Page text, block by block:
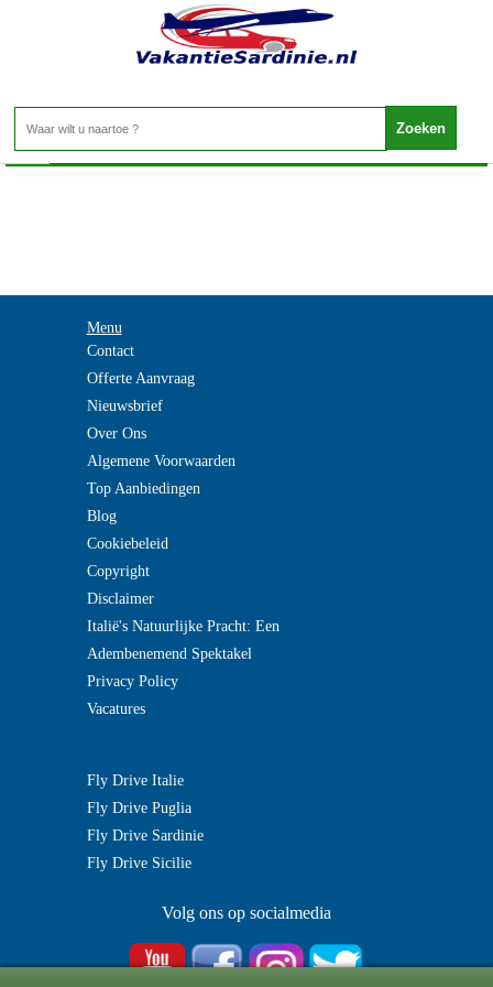
Vakantie Sardinie - TRENTINO
Home>
Menu
Contact
Offerte Aanvraag
Nieuwsbrief
Over Ons
Algemene Voorwaarden
Top Aanbiedingen
Blog
Cookiebeleid
Copyright
Disclaimer
Italië's Natuurlijke Pracht: Een
Adembenemend Spektakel
Privacy Policy
Vacatures
Fly Drive Italie
Fly Drive Puglia
Fly Drive Sardinie
Fly Drive Sicilie
Volg ons op socialmedia